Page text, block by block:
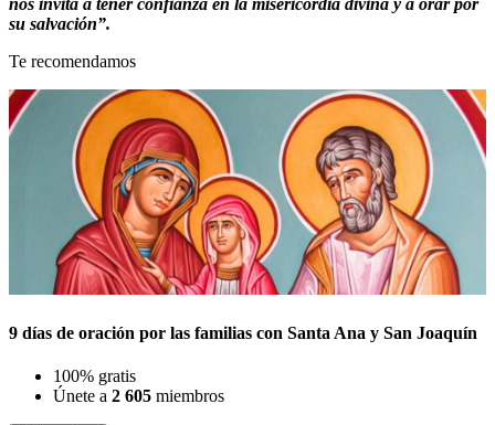
nos invita a tener confianza en la misericordia divina y a orar por
su salvación”.
Te recomendamos
9 días de oración por las familias con Santa Ana y San Joaquín
100% gratis
Únete a 2 605 miembros